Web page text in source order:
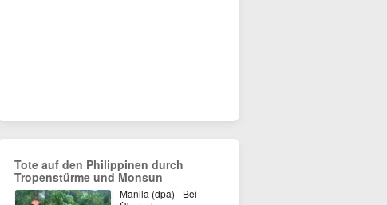
Tote auf den Philippinen durch
Tropenstürme und Monsun
Manila (dpa) - Bei